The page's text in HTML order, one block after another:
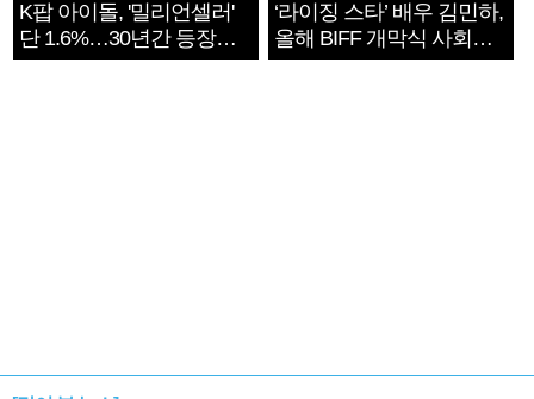
K팝 아이돌, '밀리언셀러'
단 1.6%…30년간 등장
1182개팀 전수조사
‘라이징 스타’ 배우 김민하,
올해 BIFF 개막식 사회자
확정